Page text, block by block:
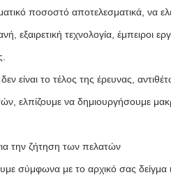
ποσοστό αποτελεσματικά, να
τεχνολογία, έμπειροι
είναι το τέλος της έρευνας,
ελπίζουμε να δημιουργήσουμε
την ζήτηση των πελατών
σύμφωνα με το αρχικό σας δείγμα ή